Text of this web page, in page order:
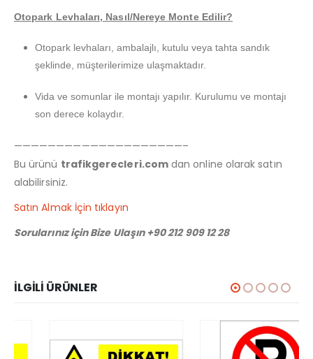
Otopark Levhaları, Nasıl/Nereye Monte Edilir?
Otopark levhaları, ambalajlı, kutulu veya tahta sandık
şeklinde, müşterilerimize ulaşmaktadır.
Vida ve somunlar ile montajı yapılır. Kurulumu ve montajı
son derece kolaydır.
————————————————————–
Bu ürünü trafikgerecleri.comdan online olarak satın
alabilirsiniz.
Satın Almak İçin tıklayın
Sorularınız için Bize Ulaşın +90 212 909 12 28
İLGILI ÜRÜNLER